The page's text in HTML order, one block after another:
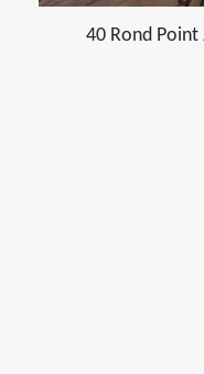
40 Rond Point